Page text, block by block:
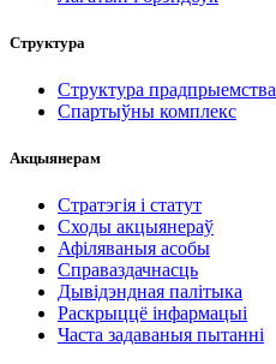
Структура
Структура прадпрыемства
Спартыўны комплекс
Акцыянерам
Стратэгія і статут
Сходы акцыянераў
Афіляваныя асобы
Справаздачнасць
Дывідэндная палітыка
Раскрыццё інфармацыі
Часта задаваныя пытанні